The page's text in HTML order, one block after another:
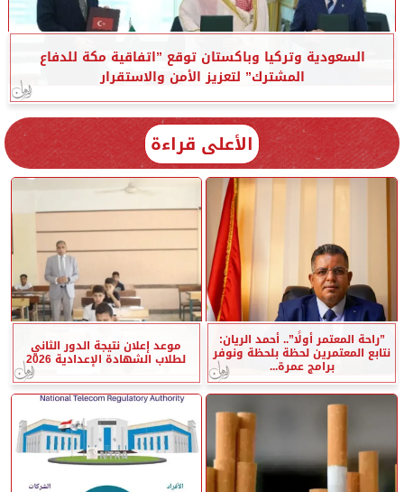
السعودية وتركيا وباكستان توقع ”اتفاقية مكة للدفاع
المشترك” لتعزيز الأمن والاستقرار
الأعلى قراءة
”راحة المعتمر أولًا”.. أحمد الريان:
نتابع المعتمرين لحظة بلحظة ونوفر
برامج عمرة...
موعد إعلان نتيجة الدور الثاني
لطلاب الشهادة الإعدادية 2026